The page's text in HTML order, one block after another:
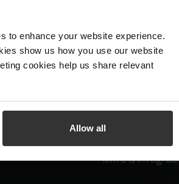
to enhance your website experience.
show us how you use our website
cookies help us share relevant
Allow all
Mitra & Integrasi